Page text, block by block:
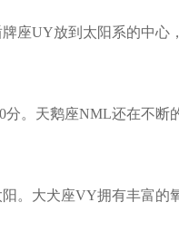
座UY放到太阳系的中心
。天鹅座NML还在不断
。大犬座VY拥有丰富的